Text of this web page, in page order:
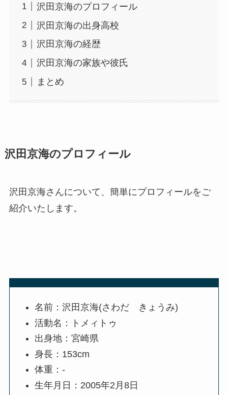
沢田京海のプロフィール
沢田京海の出身高校
沢田京海の経歴
沢田京海の家族や彼氏
まとめ
沢田京海のプロフィール
沢田京海さんについて、簡単にプロフィールをご
紹介いたします。
名前：沢田京海(さわだ きょうみ)
活動名：トメィトゥ
出身地：宮崎県
身長：153cm
体重：-
生年月日：2005年2月8日